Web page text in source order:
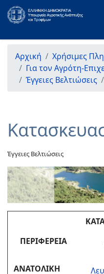
Αρχική
Χρήσιμες
Για τον Αγρότη-
Έγγειες Βελτιώσεις
Έγγειες Βελτιώσεις
ΠΕΡΙΦΕΡΕΙΑ
ΑΝΑΤΟΛΙΚΗ